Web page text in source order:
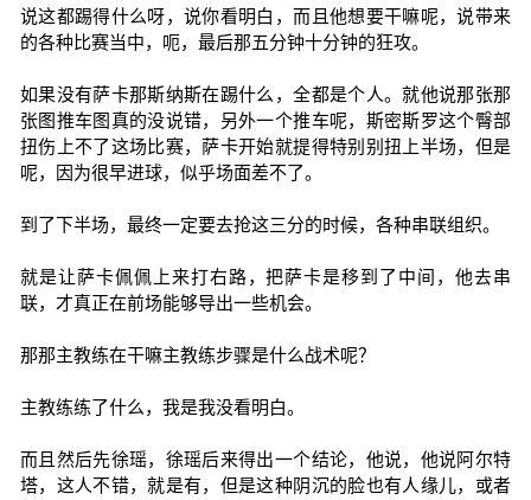
说这都踢得什么呀，说你看明白，而且他想要干嘛呢，说带来
的各种比赛当中，呃，最后那五分钟十分钟的狂攻。
如果没有萨卡那斯纳斯在踢什么，全都是个人。就他说那张那
张图推车图真的没说错，另外一个推车呢，斯密斯罗这个臀部
扭伤上不了这场比赛，萨卡开始就提得特别别扭上半场，但是
呢，因为很早进球，似乎场面差不了。
到了下半场，最终一定要去抢这三分的时候，各种串联组织。
就是让萨卡佩佩上来打右路，把萨卡是移到了中间，他去串
联，才真正在前场能够导出一些机会。
那那主教练在干嘛主教练步骤是什么战术呢？
主教练练了什么，我是我没看明白。
而且然后先徐瑶，徐瑶后来得出一个结论，他说，他说阿尔特
塔，这人不错，就是有，但是这种阴沉的脸也有人缘儿，或者